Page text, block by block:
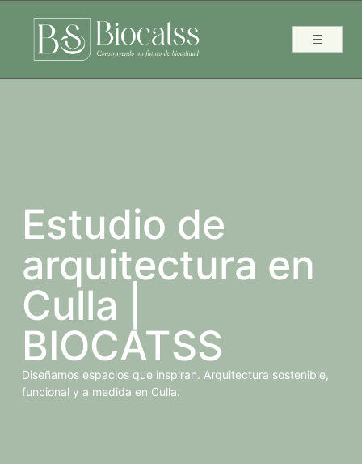
Estudio de
arquitectura en
Culla |
BIOCATSS
Diseñamos espacios que inspiran. Arquitectura sostenible,
funcional y a medida en Culla.